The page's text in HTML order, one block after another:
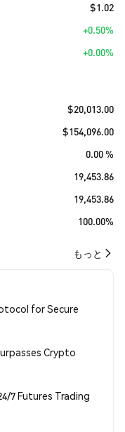
$1.02
+0.50%
+0.00%
$20,013.00
$154,096.00
0.00 %
19,453.86
19,453.86
100.00%
もっと
for Secure
Crypto
7 Futures Trading